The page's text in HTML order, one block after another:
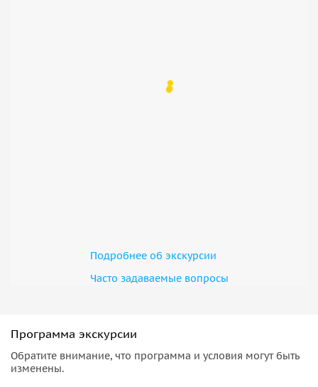
Подробнее об экскурсии
Часто задаваемые вопросы
Программа экскурсии
Обратите внимание, что программа и условия могут быть
изменены.